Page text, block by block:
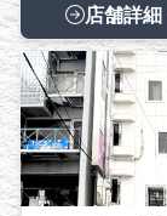
店舗詳